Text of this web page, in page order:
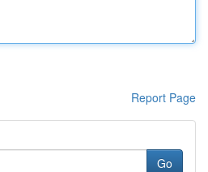
Report Page
Go